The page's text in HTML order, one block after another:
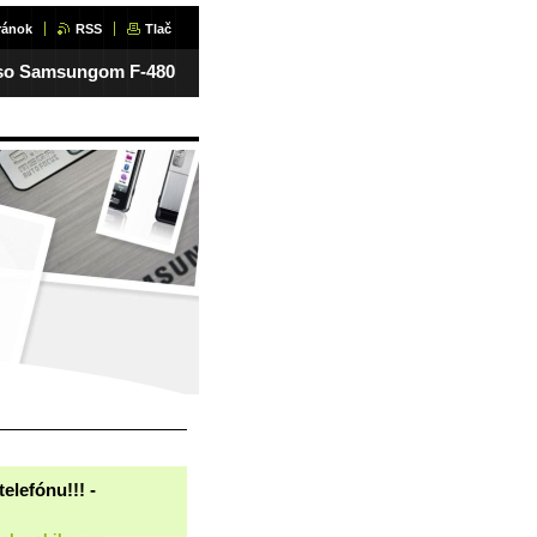
RSS Tlač
Samsungom F-480
-